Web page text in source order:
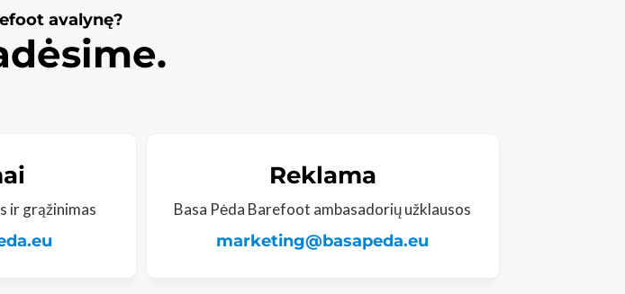
avalynę?
ir grąžinimas
Reklama
Basa Pėda Barefoot ambasadorių užklausos
marketing@basapeda.eu